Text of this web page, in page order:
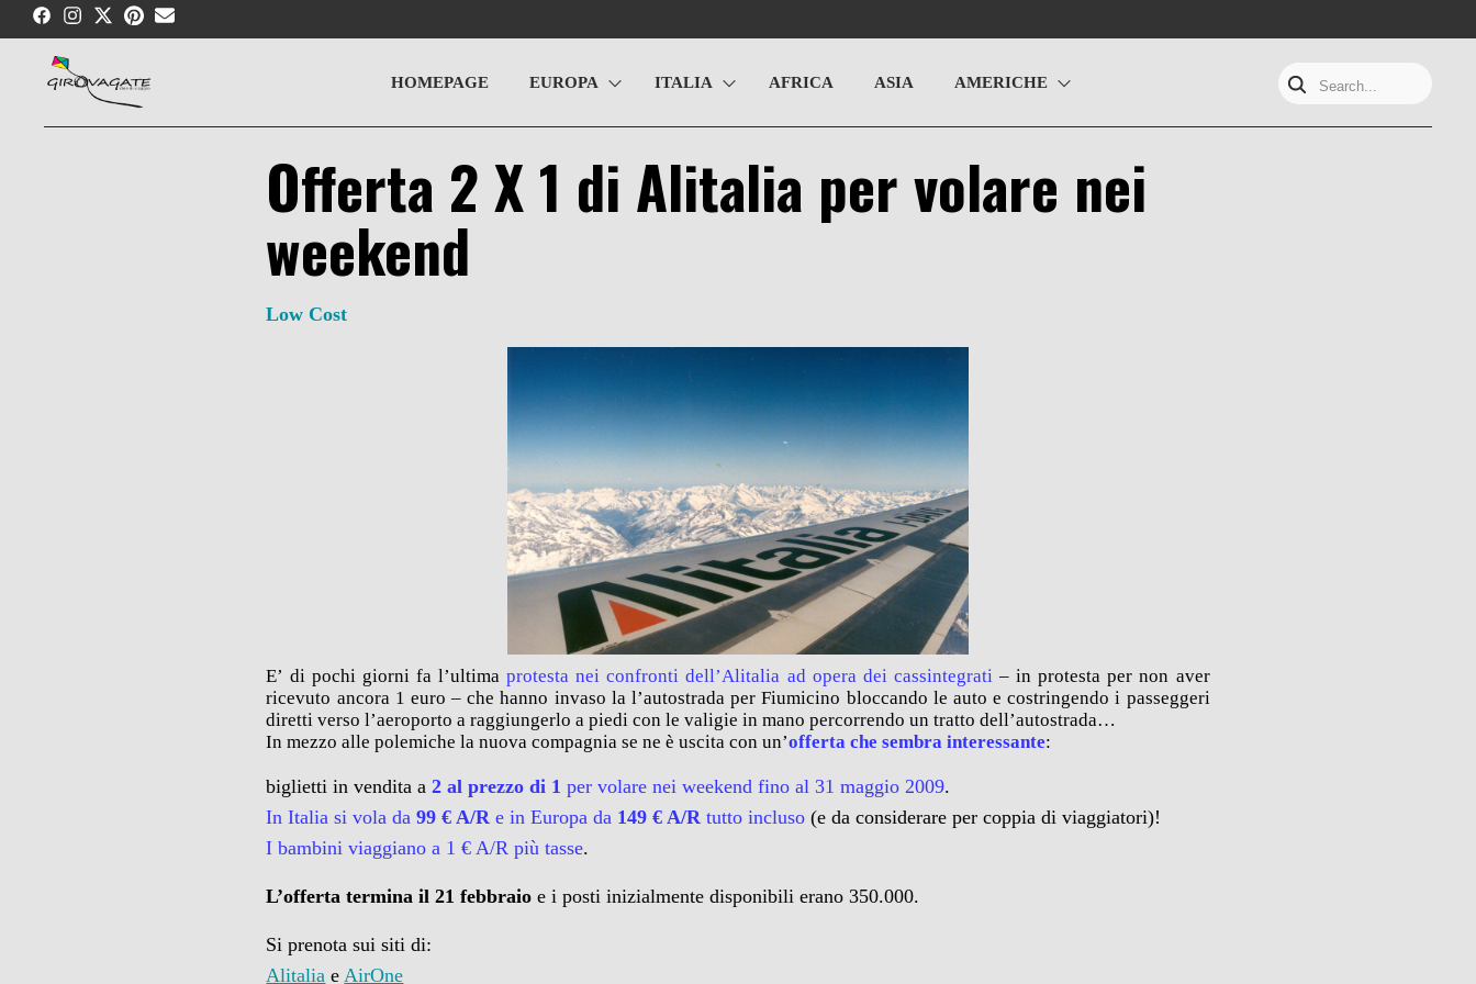
Skip
content
HOMEPAGE EUROPA ITALIA AFRICA ASIA AMERICHE
Search...
Offerta 2 X 1 di Alitalia per volare nei
weekend
Low Cost
E’ di pochi giorni fa l’ultimaprotesta nei confronti dell’Alitalia ad opera dei cassintegrati– in protesta per non aver
ricevuto ancora 1 euro – che hanno invaso la l’autostrada per Fiumicino bloccando le auto e costringendo i passeggeri
diretti verso l’aeroporto a raggiungerlo a piedi con le valigie in mano percorrendo un tratto dell’autostrada…
In mezzo alle polemiche la nuova compagnia se ne è uscita con un’offerta che sembra interessante:
biglietti in vendita a2 al prezzo di 1 per volare nei weekend fino al 31 maggio 2009.
In Italia si vola da99 € A/R e in Europa da 149 € A/R tutto incluso (e da considerare per coppia di viaggiatori)!
I bambini viaggiano a 1 € A/R più tasse.
L’offerta termina il 21 febbraio e i posti inizialmente disponibili erano 350.000.
Si prenota sui siti di:
Alitalia eAirOne